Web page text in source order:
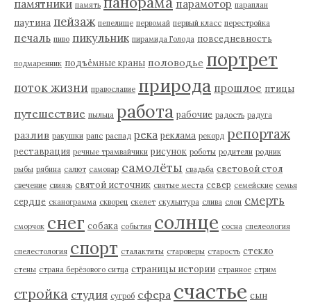
памятники память парамотор параплан
паутина пейзаж пепелище первомай первый класс перестройка
печаль пиво пикульник пирамида Голода повседневность
подмаренник подъёмные краны половодье портрет
поток жизни православие природа прошлое птицы
путешествие пыльца работа рабочие радость радуга
разлив ракушки рапс распад река реклама рекорд репортаж
реставрация речные трамвайчики рисунок роботы родители родник
рыбы рябина салют самовар самолёты свадьба световой стол
свечение свиязь святой источник святые места север семейские семья
сердце сканограмма скворец скелет скульптура слива слон смерть
сморчок снег собака события солнце сосна спелеология
спелестология спорт сталактиты староверы старость стекло
стены страна берёзового ситца страницы истории странное стрим
стройка студия сугроб сфера счастье сын